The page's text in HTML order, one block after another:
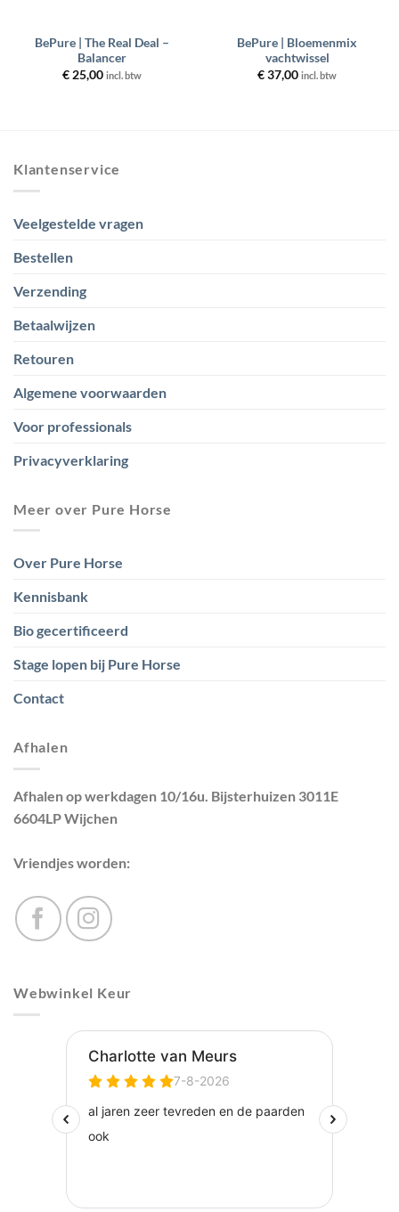
BePure | The Real Deal –
Balancer
€ 25,00 incl. btw
BePure | Bloemenmix
vachtwissel
€37,00 incl. btw
Klantenservice
Veelgestelde vragen
Bestellen
Verzending
Betaalwijzen
Retouren
Algemene voorwaarden
Voor professionals
Privacyverklaring
Meer over Pure Horse
Over Pure Horse
Kennisbank
Bio gecertificeerd
Stage lopen bij Pure Horse
Contact
Afhalen
Afhalen op werkdagen 10/16u. Bijsterhuizen 3011E
6604LP Wijchen
Vriendjes worden:
Webwinkel Keur